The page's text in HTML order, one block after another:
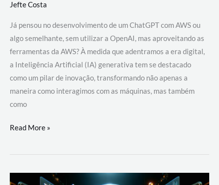
Jefte Costa
Já pensou no desenvolvimento de um ChatGPT com AWS ou
algo semelhante, sem utilizar a OpenAI, mas aproveitando as
ferramentas da AWS? À medida que adentramos a era digital,
a Inteligência Artificial (IA) generativa tem se destacado
como um pilar de inovação, transformando não apenas a
maneira como interagimos com as máquinas, mas também
como
Desenvolvimento
um
com
Read More »